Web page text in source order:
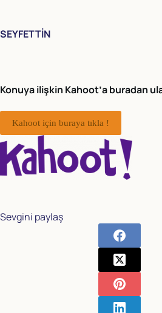
SEYFETTİN
Konuya ilişkin Kahoot’a buradan
Kahoot için buraya tıkla !
Sevgini paylaş